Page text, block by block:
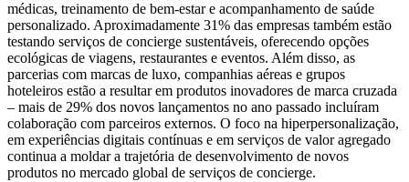
médicas, treinamento de bem-estar e acompanhamento de saúde
personalizado. Aproximadamente 31% das empresas também estão
testando serviços de concierge sustentáveis, oferecendo opções
ecológicas de viagens, restaurantes e eventos. Além disso, as
parcerias com marcas de luxo, companhias aéreas e grupos
hoteleiros estão a resultar em produtos inovadores de marca cruzada
– mais de 29% dos novos lançamentos no ano passado incluíram
colaboração com parceiros externos. O foco na hiperpersonalização,
em experiências digitais contínuas e em serviços de valor agregado
continua a moldar a trajetória de desenvolvimento de novos
produtos no mercado global de serviços de concierge.